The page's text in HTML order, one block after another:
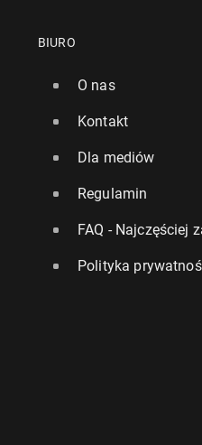
BIURO
O nas
Kontakt
Dla mediów
Regulamin
Polityka